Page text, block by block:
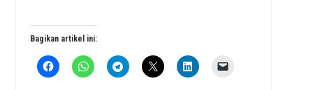
Bagikan artikel ini: